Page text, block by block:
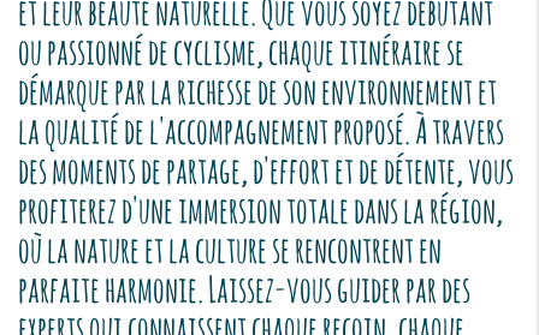
et leur beauté naturelle. Que vous soyez débutant
ou passionné de cyclisme, chaque itinéraire se
démarque par la richesse de son environnement et
la qualité de l'accompagnement proposé. À travers
des moments de partage, d'effort et de détente, vous
profiterez d'une immersion totale dans la région,
où la nature et la culture se rencontrent en
parfaite harmonie. Laissez-vous guider par des